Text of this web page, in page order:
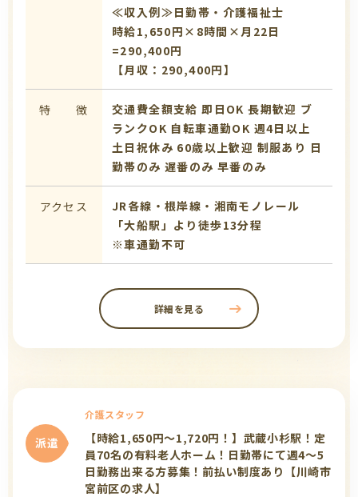
≪収入例≫日勤帯・介護福祉士
時給1,650円×8時間×月22日
=290,400円
【月収：290,400円】
特 徴 交通費全額支給 即日OK 長期歓迎 ブ
ランクOK 自転車通勤OK 週4日以上
土日祝休み 60歳以上歓迎 制服あり 日
勤帯のみ 遅番のみ 早番のみ
アクセス
JR各線・根岸線・湘南モノレール
「大船駅」より徒歩13分程
※車通勤不可
詳細を見る
派遣
介護スタッフ
【時給1,650円～1,720円！】武蔵小杉駅！定
員70名の有料老人ホーム！日勤帯にて週4～5
日勤務出来る方募集！前払い制度あり【川崎市
宮前区の求人】